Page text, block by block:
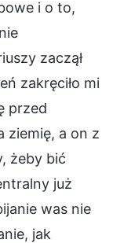
i o to,
zaczął
zakręciło mi
przed
ziemię, a on z
żeby bić
już
was nie
jak